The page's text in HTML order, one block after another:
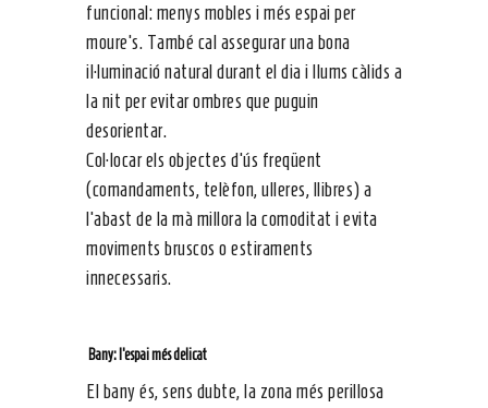
funcional: menys mobles i més espai per
moure’s. També cal assegurar una bona
il·luminació natural durant el dia i llums càlids a
la nit per evitar ombres que puguin
desorientar.
Col·locar els objectes d’ús freqüent
(comandaments, telèfon, ulleres, llibres) a
l’abast de la mà millora la comoditat i evita
moviments bruscos o estiraments
innecessaris.
Bany: l’espai més delicat
El bany és, sens dubte, la zona més perillosa